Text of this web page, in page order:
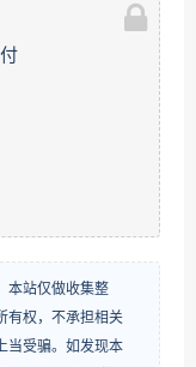
本站仅做收集整
有权，不承担相关
当受骗。如发现本